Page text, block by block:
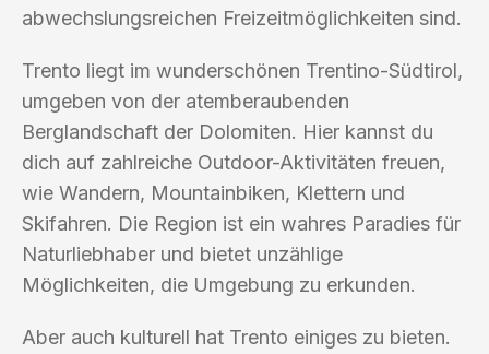
abwechslungsreichen Freizeitmöglichkeiten sind.
Trento liegt im wunderschönen Trentino-Südtirol,
umgeben von der atemberaubenden
Berglandschaft der Dolomiten. Hier kannst du
dich auf zahlreiche Outdoor-Aktivitäten freuen,
wie Wandern, Mountainbiken, Klettern und
Skifahren. Die Region ist ein wahres Paradies für
Naturliebhaber und bietet unzählige
Möglichkeiten, die Umgebung zu erkunden.
Aber auch kulturell hat Trento einiges zu bieten.